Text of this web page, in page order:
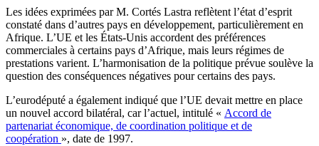
Les idées exprimées par M. Cortés Lastra reflètent l’état d’esprit
constaté dans d’autres pays en développement, particulièrement en
Afrique. L’UE et les États-Unis accordent des préférences
commerciales à certains pays d’Afrique, mais leurs régimes de
prestations varient. L’harmonisation de la politique prévue soulève la
question des conséquences négatives pour certains des pays.
L’eurodéputé a également indiqué que l’UE devait mettre en place
un nouvel accord bilatéral, car l’actuel, intitulé « Accord de
partenariat économique, de coordination politique et de
coopération », date de 1997.